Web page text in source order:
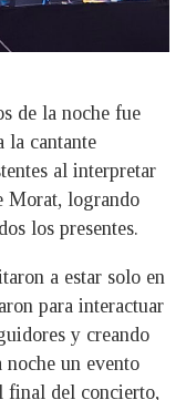
de la noche fue
la cantante
al interpretar
Morat, logrando
los presentes.
a estar solo en
para interactuar
y creando
un evento
final del concierto,